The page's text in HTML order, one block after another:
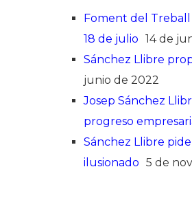
Foment del Treball
18 de julio 14 de
Sánchez Llibre
junio de 2022
Josep Sánchez
progreso
Sánchez Llibre
ilusionado 5 de